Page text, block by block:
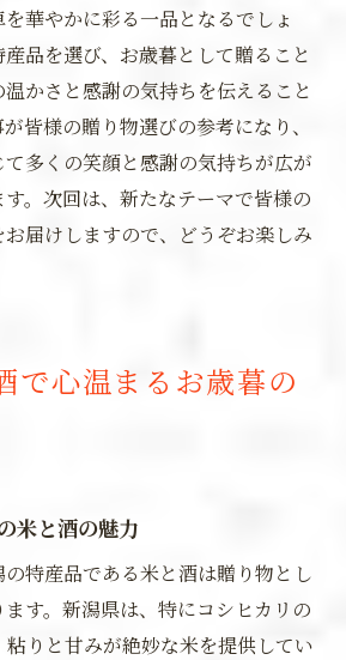
華やかに彩る一品となるでしょ
品を選び、お歳暮として贈ること
かさと感謝の気持ちを伝えること
皆様の贈り物選びの参考になり、
多くの笑顔と感謝の気持ちが広が
。次回は、新たなテーマで皆様の
届けしますので、どうぞお楽しみ
で心温まるお歳暮の
米と酒の魅力
特産品である米と酒は贈り物とし
す。新潟県は、特にコシヒカリの
りと甘みが絶妙な米を提供してい